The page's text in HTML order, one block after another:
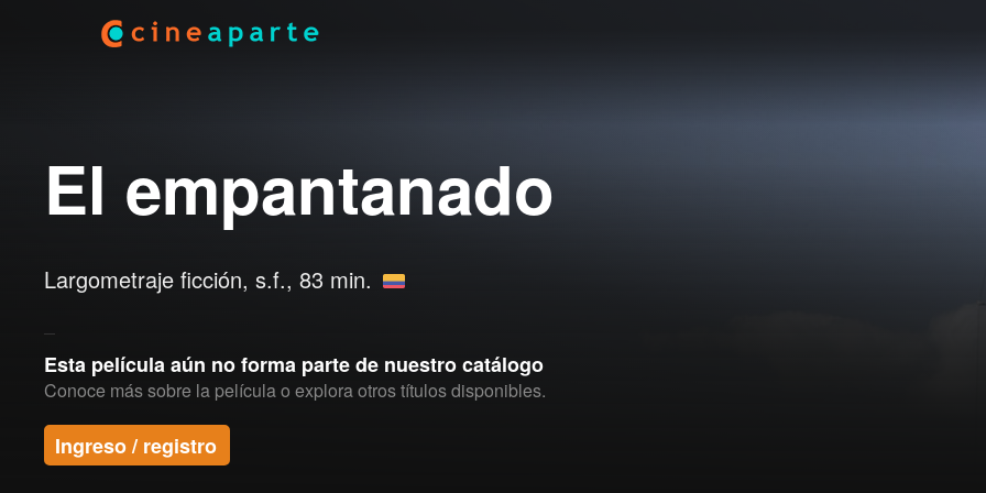
El empantanado
Largometraje ficción, s.f., 83 min.
Esta película aún no forma parte de nuestro catálogo
Conoce más sobre la película o explora otros títulos disponibles.
Ingreso / registro